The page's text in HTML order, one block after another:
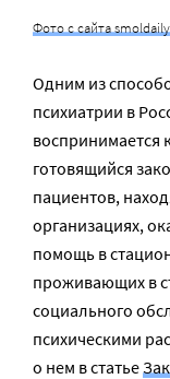
Фото с сайта
Одним из
психиатрии в
воспринимается
готовящийся
пациентов,
организациях,
помощь в
проживающих в
социального
психическими
о нем в статье